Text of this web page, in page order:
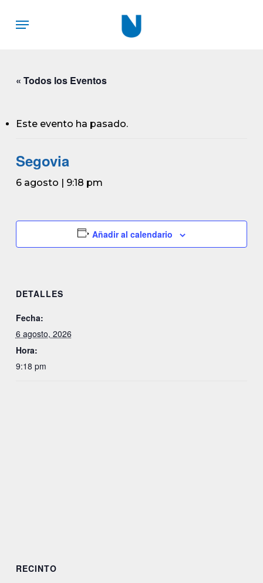
Menu
« Todos los Eventos
Este evento ha pasado.
Segovia
6 agosto | 9:18 pm
Añadir al calendario
DETALLES
Fecha:
6 agosto, 2026
Hora:
9:18 pm
RECINTO